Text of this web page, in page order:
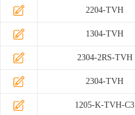
2204-TVH
1304-TVH
2304-2RS-TVH
2304-TVH
1205-K-TVH-C3